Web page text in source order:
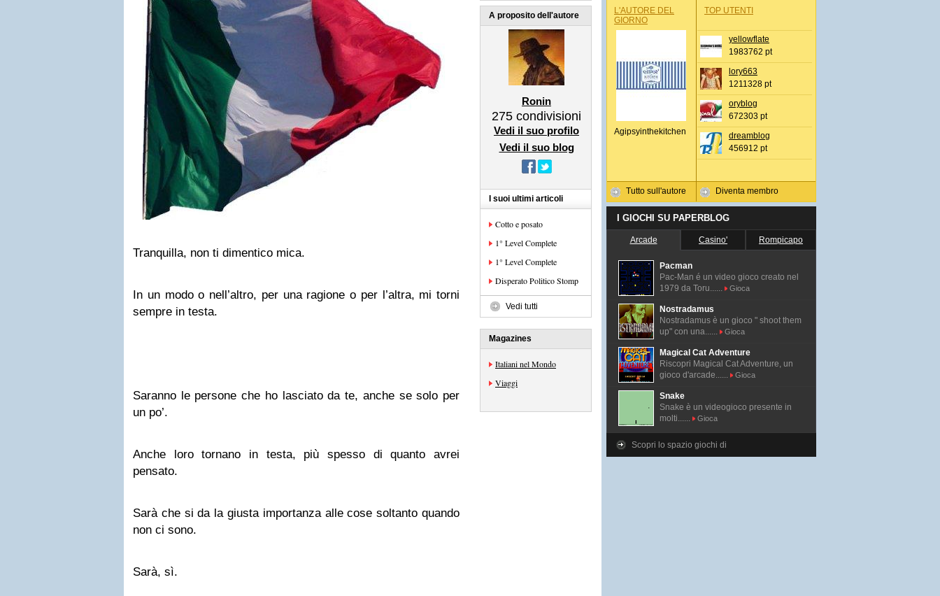
Tranquilla, non ti dimentico mica.
In un modo o nell’altro, per una ragione o per l’altra, mi torni
sempre in testa.
Saranno le persone che ho lasciato da te, anche se solo per
un po’.
Anche loro tornano in testa, più spesso di quanto avrei
pensato.
Sarà che si da la giusta importanza alle cose soltanto quando
non ci sono.
Sarà, sì.
A proposito dell'autore
Ronin
275 condivisioni
Vedi il suo profilo
Vedi il suo blog
I suoi ultimi articoli
Cotto e posato
1° Level Complete
1° Level Complete
Disperato Politico Stomp
Vedi tutti
Magazines
Italiani nel Mondo
Viaggi
L'AUTORE DEL
GIORNO
Agipsyinthekitchen
Tutto sull'autore
TOP UTENTI
yellowflate
1983762 pt
lory663
1211328 pt
oryblog
672303 pt
dreamblog
456912 pt
Diventa membro
I GIOCHI SU PAPERBLOG
Arcade Casino' Rompicapo
Pacman
Pac-Man é un video gioco creato nel
1979 da Toru......
Gioca
Nostradamus
Nostradamus è un gioco " shoot them
up" con una......
Gioca
Magical Cat Adventure
Riscopri Magical Cat Adventure, un
gioco d'arcade......
Gioca
Snake
Snake è un videogioco presente in
molti......
Gioca
Scopri lo spazio giochi di